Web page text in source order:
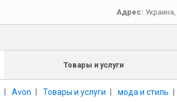
Адрес: Украина
Товары и услуги
Avon Товары и услуги мода и стиль